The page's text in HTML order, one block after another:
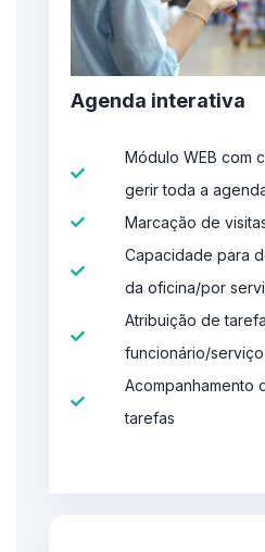
Agenda interativa
Módulo WEB com
gerir toda a
Marcação de
Capacidade para
da oficina/por
Atribuição de
funcionário/serviço
Acompanhamento
tarefas